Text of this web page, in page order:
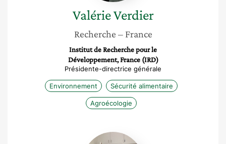
ValérieVerdier
Recherche – France
Institut de Recherche pour le
Développement, France (IRD)
Présidente-directrice générale
Environnement Sécurité alimentaire
Agroécologie
Véronique